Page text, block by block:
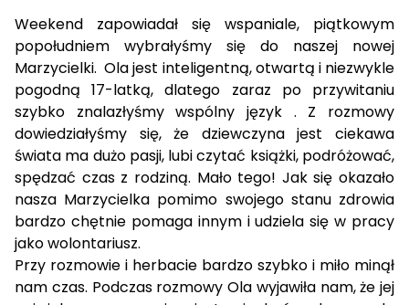
Weekend zapowiadał się wspaniale, piątkowym
popołudniem wybrałyśmy się do naszej nowej
Marzycielki. Ola jest inteligentną, otwartą i niezwykle
pogodną 17-latką, dlatego zaraz po przywitaniu
szybko znalazłyśmy wspólny język . Z rozmowy
dowiedziałyśmy się, że dziewczyna jest ciekawa
świata ma dużo pasji, lubi czytać książki, podróżować,
spędzać czas z rodziną. Mało tego! Jak się okazało
nasza Marzycielka pomimo swojego stanu zdrowia
bardzo chętnie pomaga innym i udziela się w pracy
jako wolontariusz.
Przy rozmowie i herbacie bardzo szybko i miło minął
nam czas. Podczas rozmowy Ola wyjawiła nam, że jej